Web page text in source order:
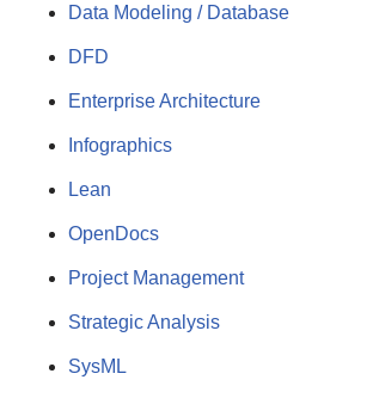
Data Modeling / Database
DFD
Enterprise Architecture
Infographics
Lean
OpenDocs
Project Management
Strategic Analysis
SysML